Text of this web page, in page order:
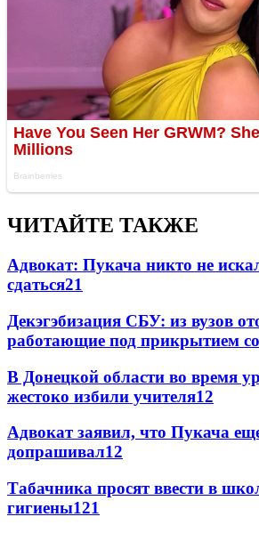
ЧИТАЙТЕ ТАКЖЕ
Адвокат: Пукача никто не
сдаться21
Декэгэбизация СБУ: из вузов
работающие под прикрытием
В Донецкой области во время
жестоко избили учителя12
Адвокат заявил, что Пукача
допрашивал12
Табачника просят ввести в
гигиены121